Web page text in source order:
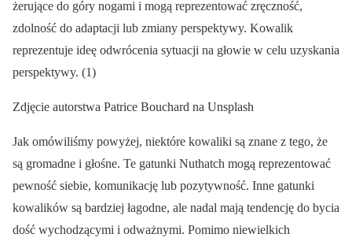
żerujące do góry nogami i mogą reprezentować zręczność,
zdolność do adaptacji lub zmiany perspektywy. Kowalik
reprezentuje ideę odwrócenia sytuacji na głowie w celu uzyskania
perspektywy. (1)
Zdjęcie autorstwa Patrice Bouchard na Unsplash
Jak omówiliśmy powyżej, niektóre kowaliki są znane z tego, że
są gromadne i głośne. Te gatunki Nuthatch mogą reprezentować
pewność siebie, komunikację lub pozytywność. Inne gatunki
kowalików są bardziej łagodne, ale nadal mają tendencję do bycia
dość wychodzącymi i odważnymi. Pomimo niewielkich